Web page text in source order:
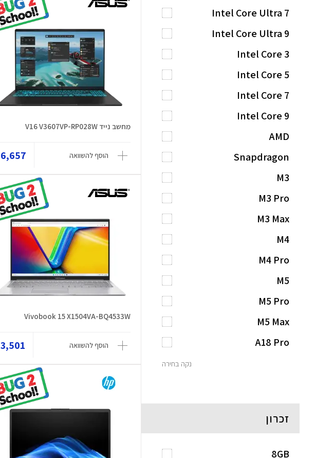
מחשב נייד V16 V3607VP-RP028W
הוסף להשוואה 6,657 ₪
Vivobook 15 X1504VA-BQ4533W
הוסף להשוואה 3,501 ₪
Intel Core Ultra 7
Intel Core Ultra 9
Intel Core 3
Intel Core 5
Intel Core 7
Intel Core 9
AMD
Snapdragon
M3
M3 Pro
M3 Max
M4
M4 Pro
M5
M5 Pro
M5 Max
A18 Pro
נקה בחירה
זכרון
8GB